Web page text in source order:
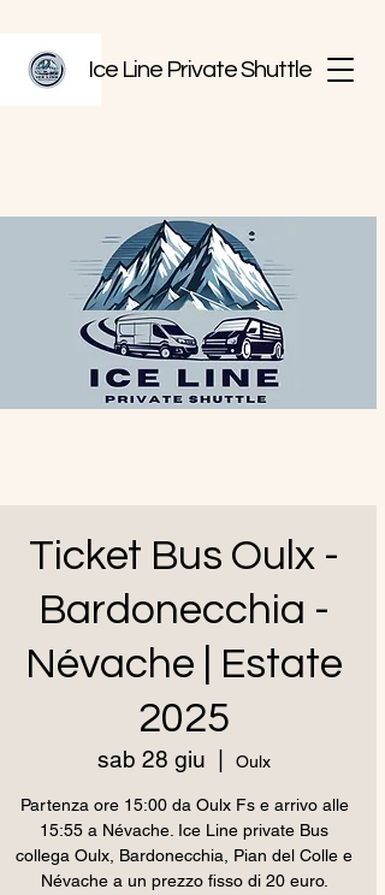
Ice Line Private Shuttle
Ticket Bus Oulx -
Bardonecchia -
Névache | Estate
2025
sab 28 giu Oulx
Partenza ore 15:00 da Oulx Fs e arrivo alle
15:55 a Névache. Ice Line private Bus
collega Oulx, Bardonecchia, Pian del Colle e
Névache a un prezzo fisso di 20 euro.